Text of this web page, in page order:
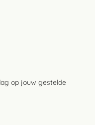
op jouw gestelde